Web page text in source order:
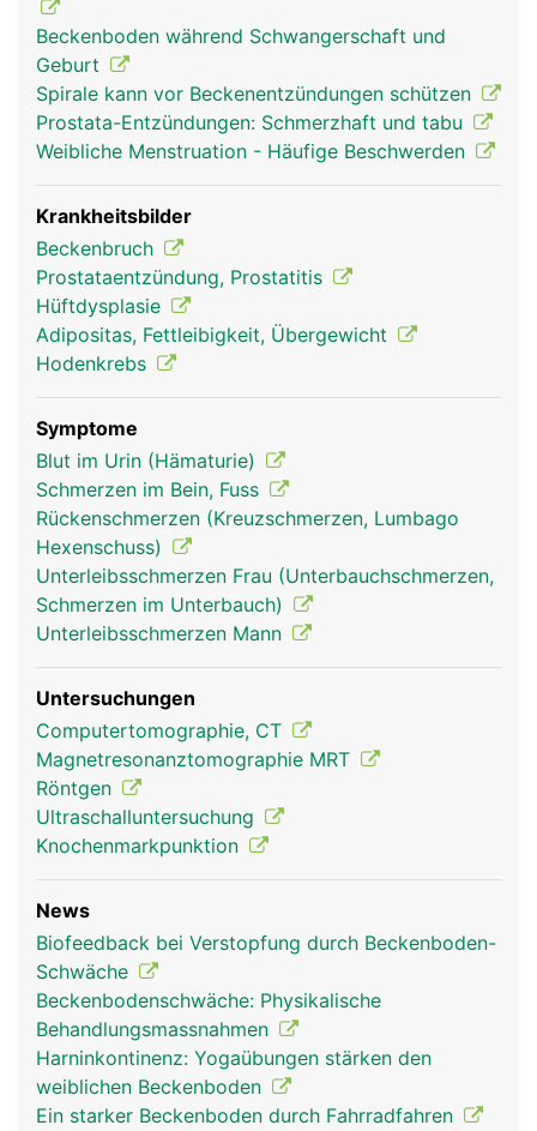
gleichmässig auf die Oberschenkelknochen verteilt
und dadurch die aufrechte Haltung und ein
sicherer Stand ermöglicht. Wirbelsäule, Becken
und Beine sind durch viele verschiedene Bänder
und Muskeln miteinander verbunden. Sie geben
dem Beckengürtel zusätzliche Festigkeit und
Stabilität und ermöglichen die Bewegung der
Beine. Das Becken ist über das Hüftgelenk mit
dem Oberschenkelknochen verbunden. Im
Beckenraum befindet sich ausserdem die
Beckenorgane: Blase, Mastdarm und die Mehrzahl
der Geschlechtsorgane. Frauen haben im Vergleich
zu Männern ein breiteres Becken und einen
können.
Becken Frau
Beckenboden während Schwangerschaft und
Geburt
Spirale kann vor Beckenentzündungen schützen
Prostata-Entzündungen: Schmerzhaft und tabu
Weibliche Menstruation - Häufige Beschwerden
Krankheitsbilder
Beckenbruch
Prostataentzündung, Prostatitis
Hüftdysplasie
Adipositas, Fettleibigkeit, Übergewicht
Hodenkrebs
Symptome
Blut im Urin (Hämaturie)
Schmerzen im Bein, Fuss
Rückenschmerzen (Kreuzschmerzen, Lumbago
Hexenschuss)
Unterleibsschmerzen Frau (Unterbauchschmerzen,
Schmerzen im Unterbauch)
Unterleibsschmerzen Mann
Untersuchungen
Computertomographie, CT
Magnetresonanztomographie MRT
Röntgen
Ultraschalluntersuchung
Knochenmarkpunktion
News
Biofeedback bei Verstopfung durch Beckenboden-
Schwäche
Beckenbodenschwäche: Physikalische
Behandlungsmassnahmen
Harninkontinenz: Yogaübungen stärken den
weiblichen Beckenboden
Ein starker Beckenboden durch Fahrradfahren